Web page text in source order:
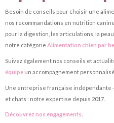
Besoin de conseils pour choisir une
nos recommandations en nutrition
pour la digestion, les articulations, la
notre catégorie Alimentation chien par
Suivez également nos conseils et
équipe un accompagnement personnalisé.
Une entreprise française indépendante
et chats : notre expertise depuis 2017.
Découvrez nos engagements.